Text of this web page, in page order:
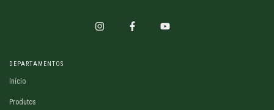
DEPARTAMENTOS
Início
Produtos